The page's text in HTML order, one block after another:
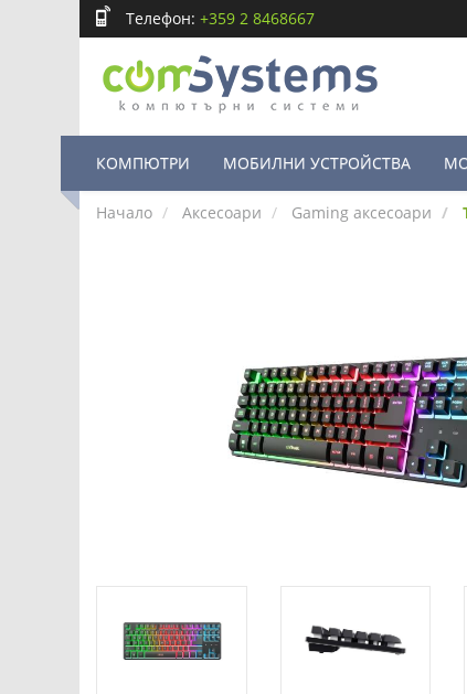
Телефон: +359 2 8468667
КОМПЮТРИ МОБИЛНИ УСТРОЙСТВА
Начало Аксесоари Gaming аксесоари